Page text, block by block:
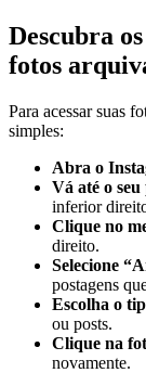
Descubra
fotos
Para acessar suas
simples:
Abra o
Vá até o
inferior
Clique no
direito.
Selecione
postagens
Escolha o
ou posts.
Clique na
novamente.